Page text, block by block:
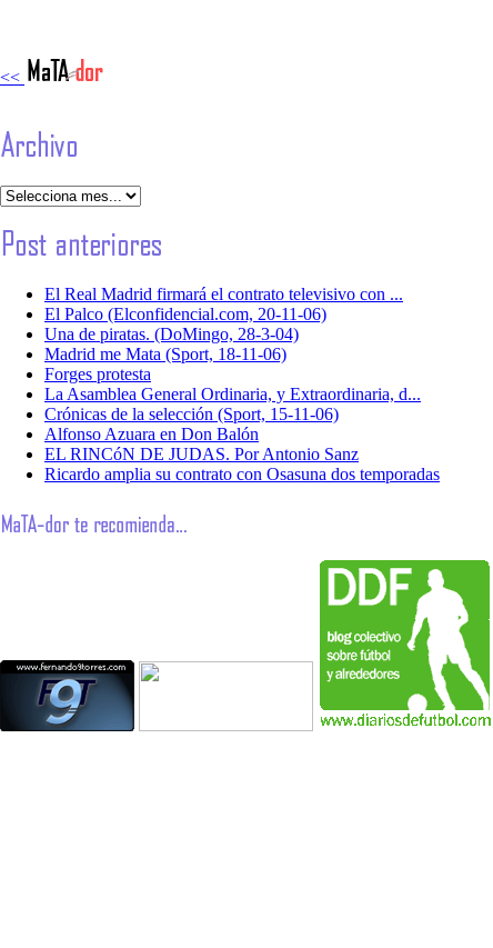
<<
El Real Madrid firmará el contrato televisivo con ...
El Palco (Elconfidencial.com, 20-11-06)
Una de piratas. (DoMingo, 28-3-04)
Madrid me Mata (Sport, 18-11-06)
Forges protesta
La Asamblea General Ordinaria, y Extraordinaria, d...
Crónicas de la selección (Sport, 15-11-06)
Alfonso Azuara en Don Balón
EL RINCóN DE JUDAS. Por Antonio Sanz
Ricardo amplia su contrato con Osasuna dos temporadas